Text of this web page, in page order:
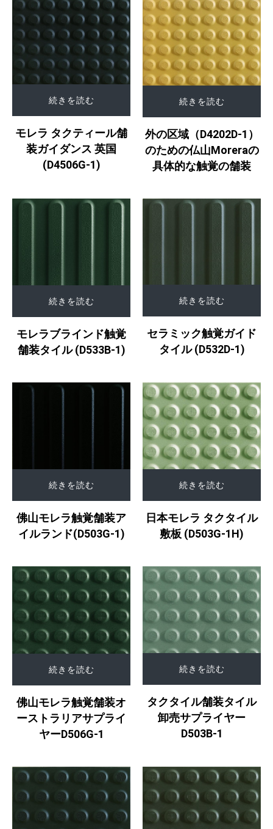
続きを読む
モレラ タクティール舗
装ガイダンス 英国
(D4506G-1)
続きを読む
外の区域（D4202D-1）
のための仏山Moreraの
具体的な触覚の舗装
続きを読む
モレラブラインド触覚
舗装タイル (D533B-1)
続きを読む
セラミック触覚ガイド
タイル (D532D-1)
続きを読む
佛山モレラ触覚舗装ア
イルランド(D503G-1)
続きを読む
日本モレラ タクタイル
敷板 (D503G-1H)
続きを読む
佛山モレラ触覚舗装オ
ーストラリアサプライ
ヤーD506G-1
続きを読む
タクタイル舗装タイル
卸売サプライヤー
D503B-1